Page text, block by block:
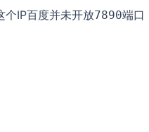
个IP百度并未开放7890端口